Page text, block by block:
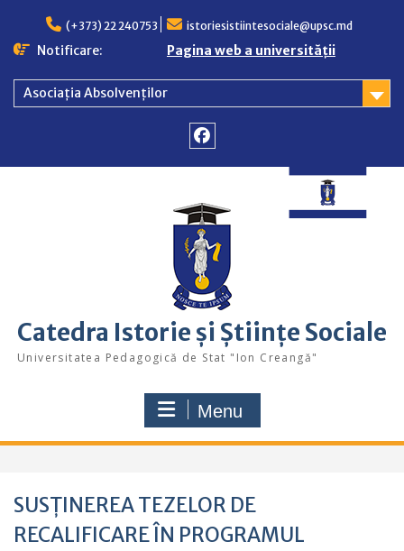
content
(+373) 22 240753 istoriesistiintesociale@upsc.md
Notificare: Pagina web a universității
Asociația Absolvenților
Catedra Istorie și Științe Sociale
Universitatea Pedagogică de Stat "Ion Creangă"
Menu
SUSȚINEREA TEZELOR DE
RECALIFICARE ÎN PROGRAMUL